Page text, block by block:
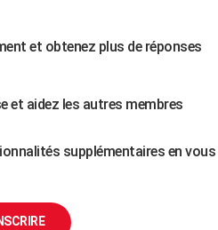
et obtenez plus de réponses
et aidez les autres membres
supplémentaires en vous